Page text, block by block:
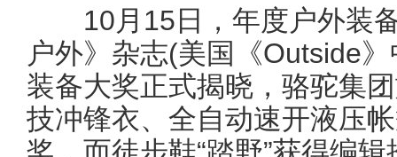
10月15日，年度户外装备
户外》杂志(美国《Outside
装备大奖正式揭晓，骆驼集
技冲锋衣、全自动速开液压